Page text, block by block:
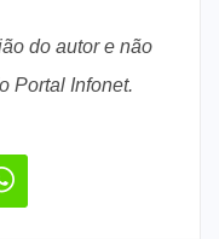
do autor e não
Portal Infonet.